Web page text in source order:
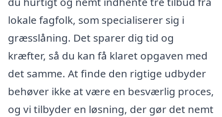
lokale fagfolk, som specialiserer sig i
græsslåning. Det sparer dig tid og
kræfter, så du kan få klaret opgaven med
det samme. At finde den rigtige udbyder
behøver ikke at være en besværlig proces,
og vi tilbyder en løsning, der gør det nemt